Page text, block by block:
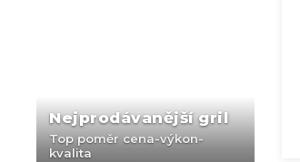
Nejprodávanější gril
Top poměr cena-výkon-
kvalita